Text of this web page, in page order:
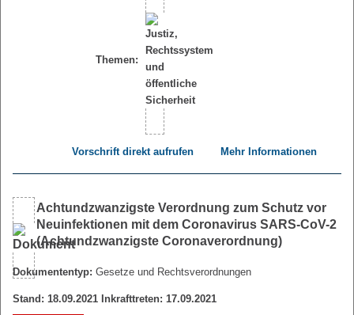
Themen:
Vorschrift direkt aufrufen Mehr Informationen
Achtundzwanzigste Verordnung zum Schutz vor
Neuinfektionen mit dem Coronavirus SARS-CoV-2
(Achtundzwanzigste Coronaverordnung)
Dokumententyp: Gesetze und Rechtsverordnungen
Stand: 18.09.2021 Inkrafttreten: 17.09.2021